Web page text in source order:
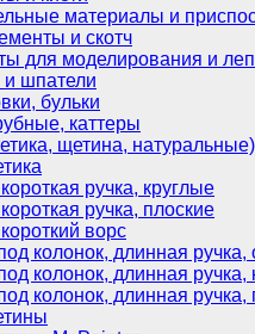
материалы и
и скотч
для моделирования и
шпатели
бульки
каттеры
щетина, натуральные)
ручка, круглые
ручка, плоские
ворс
колонок, длинная
колонок, длинная ручка,
колонок, длинная ручка,